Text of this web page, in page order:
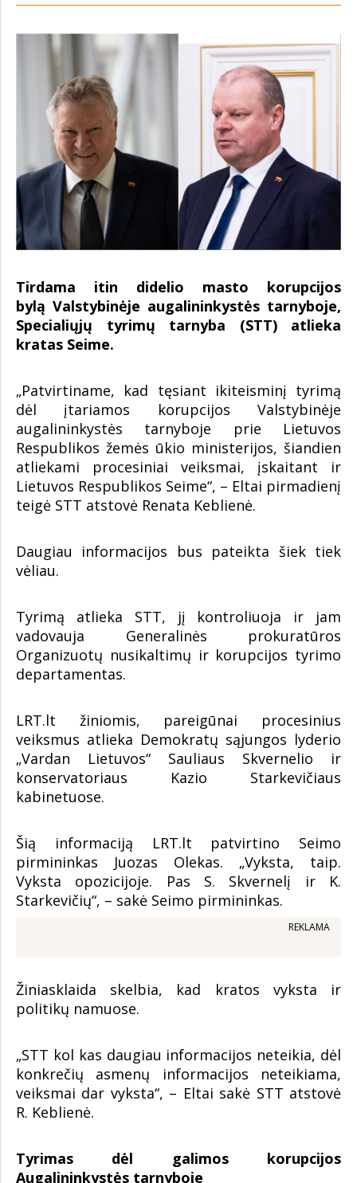
Tirdama itin didelio masto korupcijos
bylą Valstybinėje augalininkystės tarnyboje,
Specialiųjų tyrimų tarnyba (STT) atlieka
kratas Seime.
„Patvirtiname, kad tęsiant ikiteisminį tyrimą
dėl įtariamos korupcijos Valstybinėje
augalininkystės tarnyboje prie Lietuvos
Respublikos žemės ūkio ministerijos, šiandien
atliekami procesiniai veiksmai, įskaitant ir
Lietuvos Respublikos Seime“, – Eltai pirmadienį
teigė STT atstovė Renata Keblienė.
Daugiau informacijos bus pateikta šiek tiek
vėliau.
Tyrimą atlieka STT, jį kontroliuoja ir jam
vadovauja Generalinės prokuratūros
Organizuotų nusikaltimų ir korupcijos tyrimo
departamentas.
LRT.lt žiniomis, pareigūnai procesinius
veiksmus atlieka Demokratų sąjungos lyderio
„Vardan Lietuvos“ Sauliaus Skvernelio ir
konservatoriaus Kazio Starkevičiaus
kabinetuose.
Šią informaciją LRT.lt patvirtino Seimo
pirmininkas Juozas Olekas. „Vyksta, taip.
Vyksta opozicijoje. Pas S. Skvernelį ir K.
Starkevičių“, – sakė Seimo pirmininkas.
REKLAMA
Žiniasklaida skelbia, kad kratos vyksta ir
politikų namuose.
„STT kol kas daugiau informacijos neteikia, dėl
konkrečių asmenų informacijos neteikiama,
veiksmai dar vyksta“, – Eltai sakė STT atstovė
R. Keblienė.
Tyrimas dėl galimos korupcijos
Augalininkystės tarnyboje